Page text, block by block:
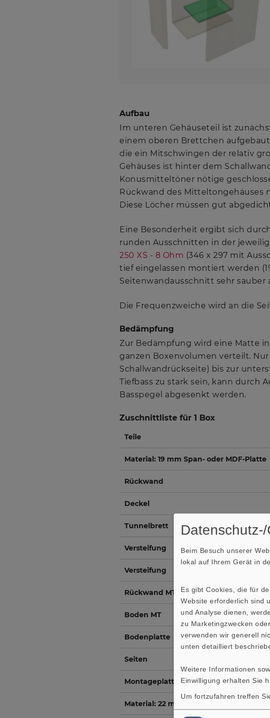
Aufbau
Im unteren Gehäuseteil ist
einem oberen Brettchen
die ein Mitschwingen der relativ
Gehäuses ist hinter dem
Konusmitteltöner nötige
Rückwand des Mitteltongehäuses
Diese Löcher müssen gut
Eine Besonderheit ergibt sich
runden Ausschnitten in der
250 XS - 8 Ohm (346 x 297 mit
tief eingelassen montiert werden
Seitenwandausschnitt sehr sauber
Die Frequenzweiche wird an die
Bedämpfung
Zur Bedämpfung wird eine Matte
ganzen Boxenvolumen verteilt.
Schallwandrückseite) bis zur
Tiefbass zu stark sein, kann durch
Basspegel abgesenkt werden.
Zuschnittliste für 1 Box
Teile
Material: 19 mm Span- oder MDF-Platte
Rückwand
Deckel
Tunnelbrett
Versteifung
Versteifung
Rückwand MT
Boden MT
Bodenplatte
Seiten
Montageplatte für TT
Material: 22 mm Span- oder MDF-Platte
Beim Besuch unserer
lokal auf Ihrem Gerät in
Es gibt Cookies, die für
Website erforderlich sind
und Analyse dienen,
zu Marketingzwecken
verwenden wir generell
unten detailliert
Weitere Informationen
Einwilligung erhalten Sie
Um fortzufahren treffen